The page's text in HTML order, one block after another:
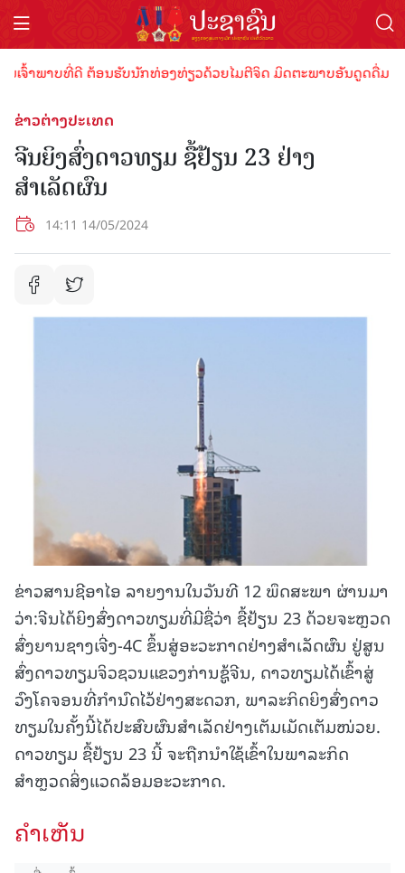
ຈົ້າພາບທີ່ດີ ຕ້ອນຮັບນັກທ່ອງທ່ຽວດ້ວຍໄມຕີຈິດ ມິດຕະພາບອັນດູດດື່ມ !
ຂ່າວຕ່າງປະເທດ
ຈີນຍິງສົ່ງດາວທຽມ ຊື້ຢ້ຽນ 23 ຢ່າງ
ສຳເລັດຜົນ
14:11 14/05/2024
ຂ່າວສານຊີອາໄອ ລາຍງານໃນວັນທີ 12 ພຶດສະພາ ຜ່ານມາ
ວ່າ:ຈີນໄດ້ຍິງສົ່ງດາວທຽມທີ່ມີຊື່ວ່າ ຊື້ຢ້ຽນ 23 ດ້ວຍຈະຫຼວດ
ສົ່ງຍານຊາງເຈີ່ງ-4C ຂຶ້ນສູ່ອະວະກາດຢ່າງສຳເລັດຜົນ ຢູ່ສູນ
ສົ່ງດາວທຽມຈິວຊວນແຂວງກ່ານຊູ້ຈີນ, ດາວທຽມໄດ້ເຂົ້າສູ່
ວົງໂຄຈອນທີ່ກຳນົດໄວ້ຢ່າງສະດວກ, ພາລະກິດຍິງສົ່ງດາວ
ທຽມໃນຄັ້ງນີ້ໄດ້ປະສົບຜົນສຳເລັດຢ່າງເຕັມເມັດເຕັມໜ່ວຍ.
ດາວທຽມ ຊື້ຢ້ຽນ 23 ນີ້ ຈະຖືກນຳໃຊ້ເຂົ້າໃນພາລະກິດ
ສຳຫຼວດສິ່ງແວດລ້ອມອະວະກາດ.
ຄໍາເຫັນ